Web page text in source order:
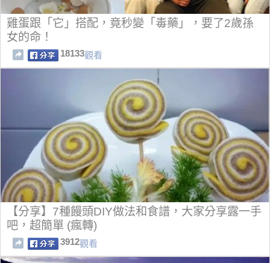
雞蛋跟「它」搭配，竟秒變「毒藥」，要了2歲孫
女的命！
18133觀看
【分享】7種饅頭DIY做法和食譜，大家分享露一手
吧，超簡單 (瘋轉)
3912觀看